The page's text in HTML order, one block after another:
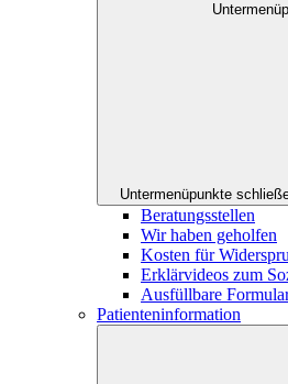
Untermenüpunkte
Beratungsstellen
Wir haben geholfen
Kosten für
Erklärvideos zum
Ausfüllbare
Patienteninformation